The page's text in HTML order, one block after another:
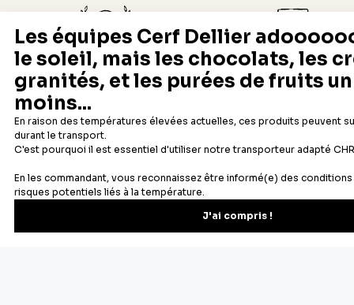
Depuis 1932
Fabricant français reconnu
Livraison rapide 24/48h
Offerte dès 69 € en point
Newsletter
Recevez les recettes, astuces et offres spéciales.